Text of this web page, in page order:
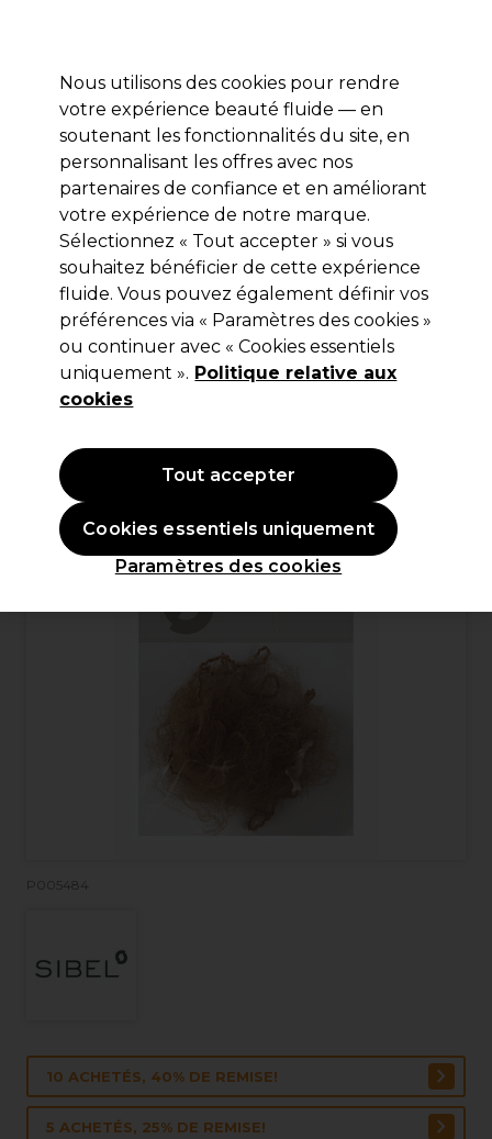
Se connecter
Marques Bons plans Coiffure Electro et Matériel
Livraison et délais
lire la suite
Sibel
Sibel Filet à Cheveux Nylon Brun
Moyen 2pcs
(0)
0,70 €Hors TVA
NOUVEAU
P005484
10 ACHETÉS, 40% DE REMISE!
5 ACHETÉS, 25% DE REMISE!
Nous utilisons des cookies pour rendre
votre expérience beauté fluide — en
soutenant les fonctionnalités du site, en
personnalisant les offres avec nos
partenaires de confiance et en améliorant
votre expérience de notre marque.
Sélectionnez « Tout accepter » si vous
souhaitez bénéficier de cette expérience
fluide. Vous pouvez également définir vos
préférences via « Paramètres des cookies »
ou continuer avec « Cookies essentiels
uniquement ». Politique relative aux
cookies
Paramètres des cookies
Cookies essentiels uniquement
Tout accepter